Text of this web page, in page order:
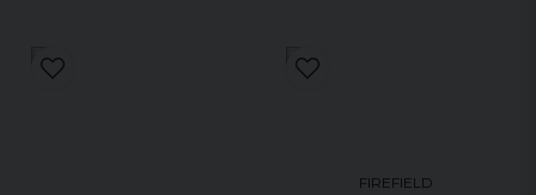
FIREFIELD